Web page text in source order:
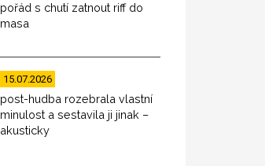
pořád s chutí zatnout riff do
masa
15.07.2026
post-hudba rozebrala vlastní
minulost a sestavila ji jinak –
akusticky